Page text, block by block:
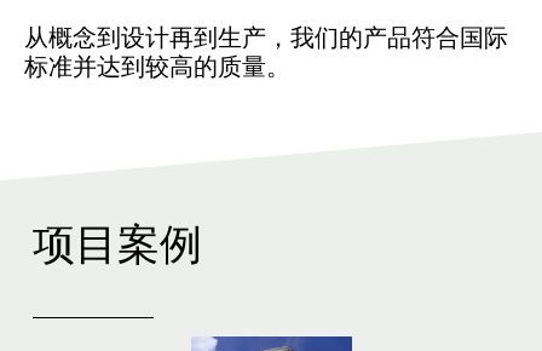
从概念到设计再到生产，我们的产品符合国际
标准并达到较高的质量。
项目案例